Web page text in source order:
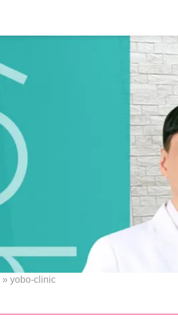
» yobo-clinic